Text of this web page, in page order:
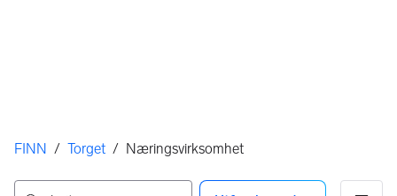
Her er du
FINN / Torget / Næringsvirksomhet